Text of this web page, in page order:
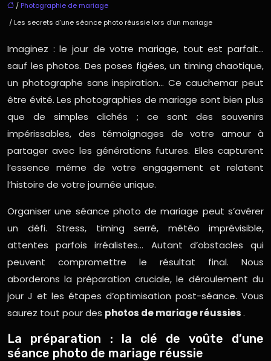
/ Photographie de mariage
/ Les secrets d’une séance photo réussie lors d’un mariage
Imaginez : le jour de votre mariage, tout est parfait…
sauf les photos. Des poses figées, un timing chaotique,
un photographe sans inspiration… Ce cauchemar peut
être évité. Les photographies de mariage sont bien plus
que de simples clichés ; ce sont des souvenirs
impérissables, des témoignages de votre amour à
partager avec les générations futures. Elles capturent
l’essence même de votre engagement et relatent
l’histoire de votre journée unique.
Organiser une séance photo de mariage peut s’avérer
un défi. Stress, timing serré, météo imprévisible,
attentes parfois irréalistes… Autant d’obstacles qui
peuvent compromettre le résultat final. Nous
aborderons la préparation cruciale, le déroulement du
jour J et les étapes d’optimisation post-séance. Vous
saurez tout pour des photos de mariage réussies.
La préparation : la clé de voûte d’une
séance photo de mariage réussie